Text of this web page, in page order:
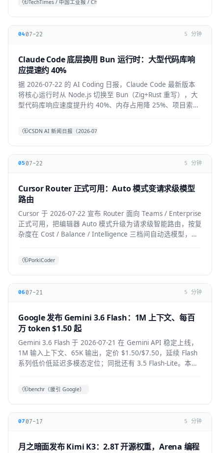
TechTimes / 中国工业报 / China Daily 综合
0407-22 5 分钟
Claude Code 底层换用 Bun 运行时：大型代码库响
应提速约 40%
据 2026-07-22 的 AI Coding 日报，Claude Code 最新版本
将核心运行时从 Node.js 切换至 Bun（Zig+Rust 重写），大
型代码库响应速度提升约 40%、内存占用降 25%、项目索引
CSDN AI 新闻日报（2026-07-22）
05 07-22 5 分钟
Cursor Router 正式可用：Auto 模式变请求级模型
路由
Cursor 于 2026-07-22 宣布 Router 面向 Teams / Enterprise
正式可用，把编辑器 Auto 模式升级为请求级智能路由，按复
杂度在 Cost / Balance / Intelligence 三档间自动选模型，降
PorkiCoder
0607-21 5 分钟
Google 发布 Gemini 3.6 Flash：1M 上下文、每百
万 token $1.50 起
Gemini 3.6 Flash 于 2026-07-21 在 Gemini API 稳定上线，
1M 输入上下文、65K 输出，定价 $1.50/$7.50，延续 Flash
系列低价低延迟多模态定位；同批还有 3.5 Flash-Lite。本文
benchr（援引 Google）
07 07-17 5 分钟
月之暗面发布 Kimi K3：2.8T 开源权重，Arena 编程